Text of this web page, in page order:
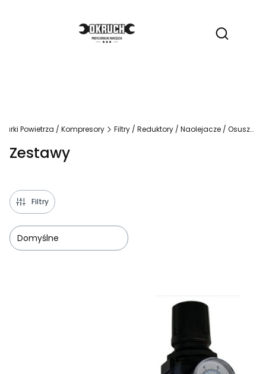
Otwórz
Powietrza / Kompresory Filtry / Reduktory / Naolejacze / Osuszacze
Zestawy
Filtry
Domyślne